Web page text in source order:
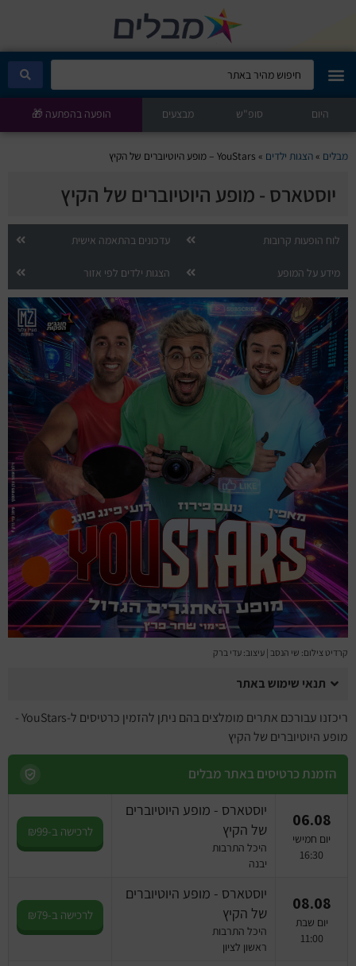
מבלים קלאב
הופעות היום
סטנדאפ
הצגות ילדים
הופעות חיות
הצגות תיאטרון
מחזות זמר
מחול ובלט
קונצרטים
הרצאות
סרטים
חופשה והופעה
היום סופ"ש מבצעים הופעה בהפתעה 🎁
מבלים »הצגות ילדים » YouStars – מופע היוטיוברים של הקיץ
יוסטארס - מופע היוטיוברים של הקיץ
לוח הופעות קרובות עדכונים בהתאמה אישית
מידע על המופע הצגות ילדים לפי אזור
קרדיט צילום: שי הנסב | עיצוב: עדי ברק
תנאי שימוש באתר
ריכזנו עבורכם אתרים מומלצים בהם ניתן להזמין כרטיסים ל-YouStars -
מופע היוטיוברים של הקיץ
הזמנת כרטיסים באתר מבלים
06.08
יום חמישי
16:30
יוסטארס - מופע היוטיוברים
של הקיץ
היכל התרבות
יבנה
לרכישה ב-₪99
08.08
יום שבת
11:00
יוסטארס - מופע היוטיוברים
של הקיץ
היכל התרבות
ראשון לציון
לרכישה ב-₪79